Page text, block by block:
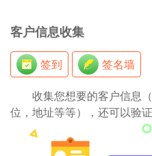
客户信息收集
签到
签名墙
收集您想要的客户信息
位，地址等等），还可以验